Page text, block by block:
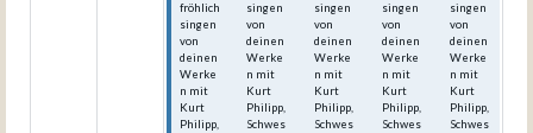
fröhlich
singen
von
deinen
Werke
n mit
Kurt
Philipp,
singen
von
deinen
Werke
n mit
Kurt
Philipp,
Schwes
singen
von
deinen
Werke
n mit
Kurt
Philipp,
Schwes
singen
von
deinen
Werke
n mit
Kurt
Philipp,
Schwes
singen
von
deinen
Werke
n mit
Kurt
Philipp,
Schwes